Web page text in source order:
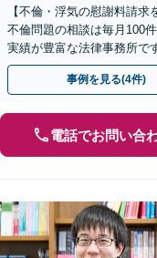
【不倫・浮気の慰謝料請求
不倫問題の相談は毎月100
実績が豊富な法律事務所で
ご契約まで対応可/来所不要
事例を見る(4件)
電話でお問い合